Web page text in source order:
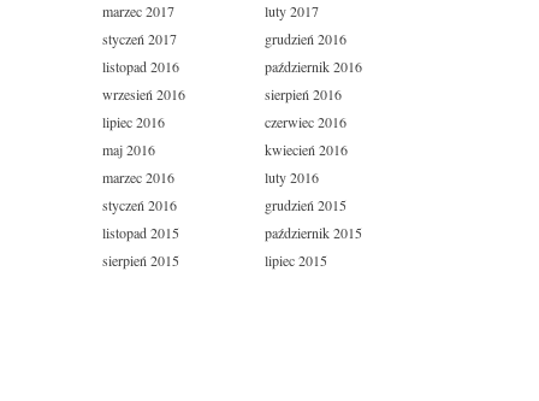
marzec 2017
luty 2017
styczeń 2017
grudzień 2016
listopad 2016
październik 2016
wrzesień 2016
sierpień 2016
lipiec 2016
czerwiec 2016
maj 2016
kwiecień 2016
marzec 2016
luty 2016
styczeń 2016
grudzień 2015
listopad 2015
październik 2015
sierpień 2015
lipiec 2015